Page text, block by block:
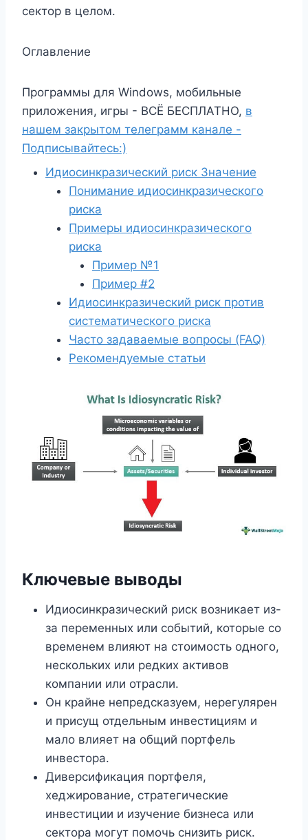
сектор в целом.
Оглавление
Программы для Windows, мобильные
приложения, игры - ВСЁ БЕСПЛАТНО, в
нашем закрытом телеграмм канале -
Подписывайтесь:)
Идиосинкразический риск Значение
Понимание идиосинкразического
риска
Примеры идиосинкразического
риска
Пример №1
Пример #2
Идиосинкразический риск против
систематического риска
Часто задаваемые вопросы (FAQ)
Рекомендуемые статьи
Ключевые выводы
Идиосинкразический риск возникает из-
за переменных или событий, которые со
временем влияют на стоимость одного,
нескольких или редких активов
компании или отрасли.
Он крайне непредсказуем, нерегулярен
и присущ отдельным инвестициям и
мало влияет на общий портфель
инвестора.
Диверсификация портфеля,
хеджирование, стратегические
инвестиции и изучение бизнеса или
сектора могут помочь снизить риск.